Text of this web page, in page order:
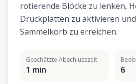
rotierende Blöcke zu lenken,
Druckplatten zu aktivieren
Sammelkorb zu erreichen.
Geschätzte Abschlusszeit
1 min 6